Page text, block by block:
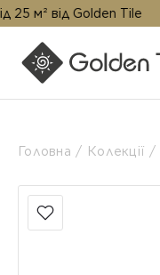
Golden Tile
Головна Колекції